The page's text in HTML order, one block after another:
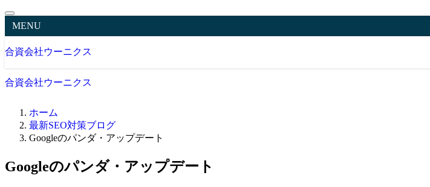
MENU
合資会社ウーニクス
合資会社ウーニクス
ホーム
最新SEO対策ブログ
Googleのパンダ・アップデート
Googleのパンダ・アップデート